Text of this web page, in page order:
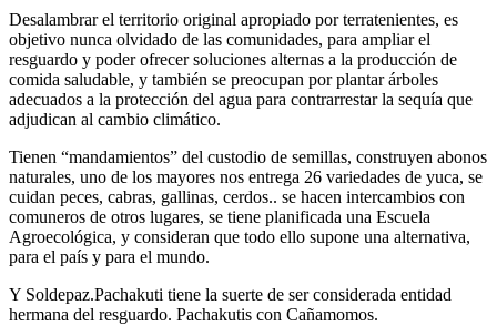
Desalambrar el territorio original apropiado por terratenientes, es
objetivo nunca olvidado de las comunidades, para ampliar el
resguardo y poder ofrecer soluciones alternas a la producción de
comida saludable, y también se preocupan por plantar árboles
adecuados a la protección del agua para contrarrestar la sequía que
adjudican al cambio climático.
Tienen “mandamientos” del custodio de semillas, construyen abonos
naturales, uno de los mayores nos entrega 26 variedades de yuca, se
cuidan peces, cabras, gallinas, cerdos.. se hacen intercambios con
comuneros de otros lugares, se tiene planificada una Escuela
Agroecológica, y consideran que todo ello supone una alternativa,
para el país y para el mundo.
Y Soldepaz.Pachakuti tiene la suerte de ser considerada entidad
hermana del resguardo. Pachakutis con Cañamomos.